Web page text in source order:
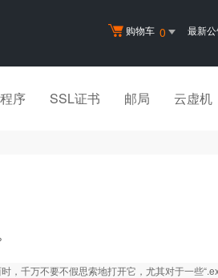
购物车 0 最新
序 SSL证书 邮局 云虚机
，千万不要不假思索地打开它，尤其对于一些